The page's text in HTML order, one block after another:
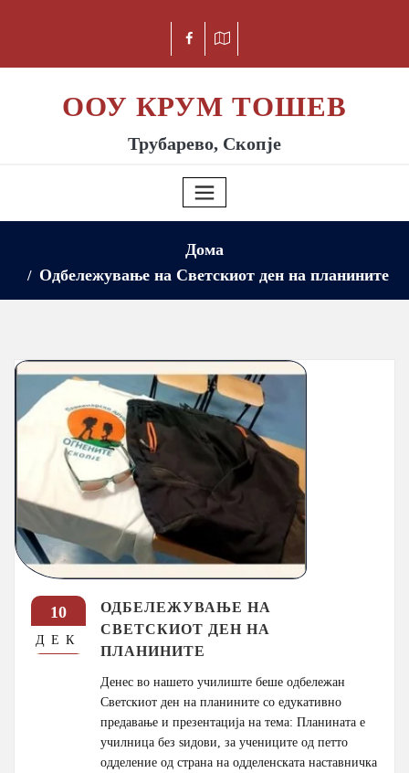
ООУ КРУМ ТОШЕВ
Трубарево, Скопје
Дома
Одбележување на Светскиот ден на планините
10
ДЕК
ОДБЕЛЕЖУВАЊЕ НА
СВЕТСКИОТ ДЕН НА
ПЛАНИНИТЕ
Денес во нашето училиште беше одбележан
Светскиот ден на планините со едукативно
предавање и презентација на тема: Планината е
училница без ѕидови, за учениците од петто
одделение од страна на одделенската наставничка